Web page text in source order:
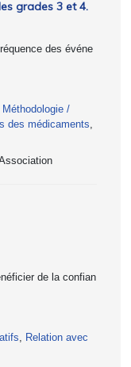
grades 3 et 4.
des événe
Méthodologie /
des médicaments,
de la confian
, Relation avec